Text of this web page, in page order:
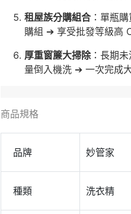
租屋族分購組合：單瓶
購組 ➔ 享受批發等級高
厚重窗簾大掃除：長期
量倒入機洗 ➔ 一次完成
商品規格
品牌 妙管家
種類 洗衣精